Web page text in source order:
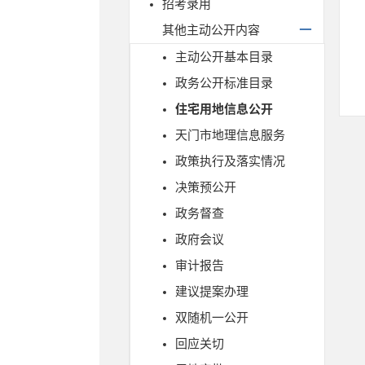
招考录用
其他主动公开内容
主动公开基本目录
政务公开标准目录
住宅用地信息公开
天门市地理信息服务
政策执行及落实情况
决策预公开
政务督查
政府会议
审计报告
建议提案办理
双随机一公开
回应关切